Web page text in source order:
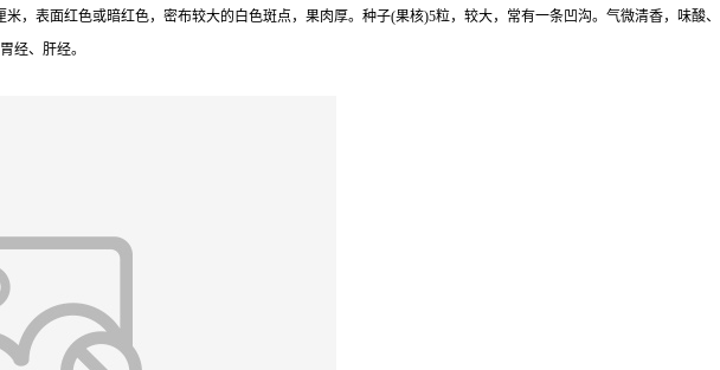
米，表面红色或暗红色，密布较大的白色斑点，果肉厚。种子(果核)5粒，较大，常有一条凹沟。气微清香，味酸
经、肝经。